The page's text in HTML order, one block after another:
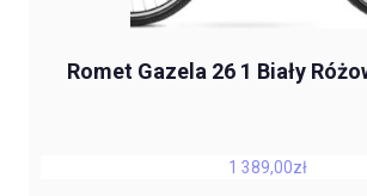
Romet Gazela 26 1 Biały
1 389,00zł